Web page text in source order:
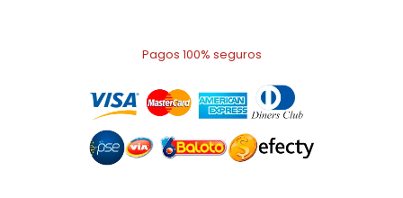
Pagos 100% seguros